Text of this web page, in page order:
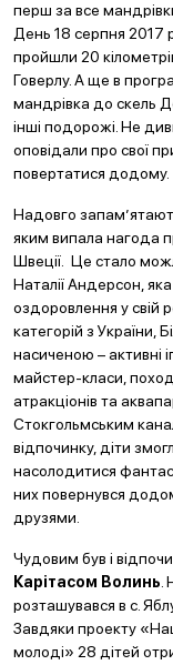
перш за все
День 18 серпня 2017
пройшли 20
Говерлу. А ще в
мандрівка до скель
інші подорожі. Не
оповідали про свої
повертатися додому.
Надовго
яким випала нагода
Швеції. Це стало
Наталії Андерсон,
оздоровлення у свій
категорій з України,
насиченою – активні
майстер-класи,
атракціонів та
Стокгольмським
відпочинку, діти
насолодитися
них повернувся
друзями.
Чудовим був і
Карітасом Волинь .
розташувався в с.
Завдяки проекту
молоді» 28 дітей